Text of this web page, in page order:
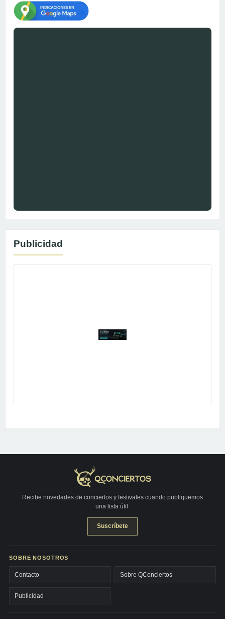
Publicidad
Publicidad
Recibe novedades de conciertos y festivales cuando publiquemos
una lista útil.
Suscríbete
SOBRE NOSOTROS
Contacto Sobre QConciertos
Publicidad